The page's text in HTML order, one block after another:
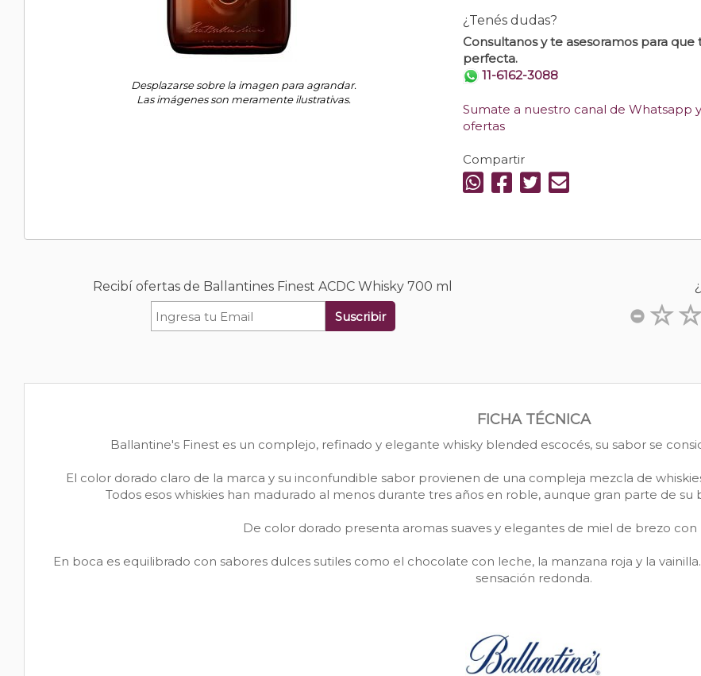
Desplazarse sobre la imagen para agrandar.
Las imágenes son meramente ilustrativas.
¿Tenés dudas?
Consultanos y te asesoramos para que
perfecta.
11-6162-3088
Sumate a nuestro canal de Whatsapp
ofertas
Compartir
Recibí ofertas de Ballantines Finest ACDC Whisky 700 ml
Suscribir
FICHA TÉCNICA
Ballantine's Finest es un complejo, refinado y elegante whisky blended escocés, su sabor se
El color dorado claro de la marca y su inconfundible sabor provienen de una compleja mezcla de
Todos esos whiskies han madurado al menos durante tres años en roble, aunque gran parte de
De color dorado presenta aromas suaves y elegantes de miel de brezo
En boca es equilibrado con sabores dulces sutiles como el chocolate con leche, la manzana roja y la
sensación redonda.